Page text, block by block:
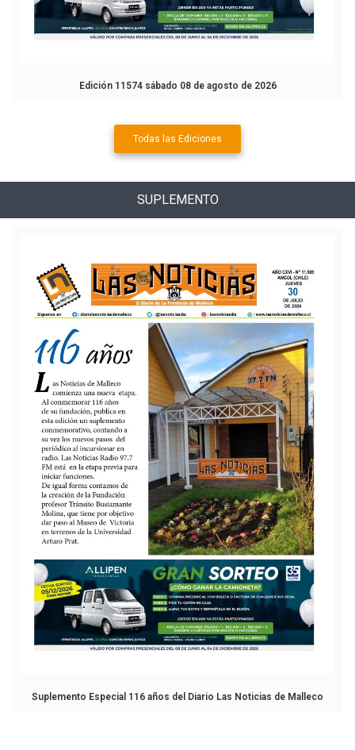
Edición 11574 sábado 08 de agosto de 2026
Todas las Ediciones
SUPLEMENTO
Suplemento Especial 116 años del Diario Las Noticias de Malleco